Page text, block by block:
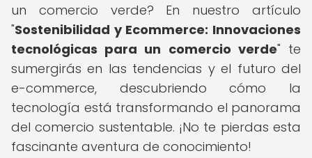
un comercio verde? En nuestro artículo
"Sostenibilidad y Ecommerce: Innovaciones
tecnológicas para un comercio verde" te
sumergirás en las tendencias y el futuro del
e-commerce, descubriendo cómo la
tecnología está transformando el panorama
del comercio sustentable. ¡No te pierdas esta
fascinante aventura de conocimiento!